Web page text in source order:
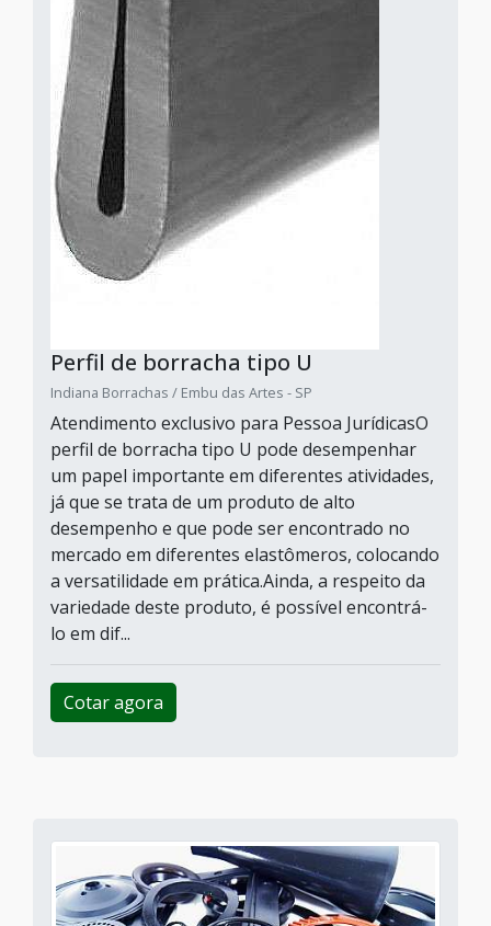
Perfil de borracha tipo U
Indiana Borrachas / Embu das Artes - SP
Atendimento exclusivo para Pessoa JurídicasO
perfil de borracha tipo U pode desempenhar
um papel importante em diferentes atividades,
já que se trata de um produto de alto
desempenho e que pode ser encontrado no
mercado em diferentes elastômeros, colocando
a versatilidade em prática.Ainda, a respeito da
variedade deste produto, é possível encontrá-
lo em dif...
Cotar agora